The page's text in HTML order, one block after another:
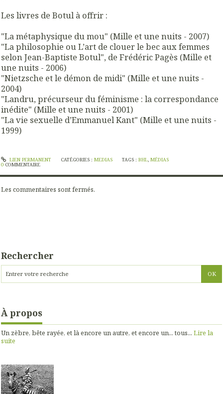
Les livres de Botul à offrir :
"La métaphysique du mou" (Mille et une nuits - 2007)
"La philosophie ou L’art de clouer le bec aux femmes
selon Jean-Baptiste Botul", de Frédéric Pagès (Mille et
une nuits - 2006)
"Nietzsche et le démon de midi" (Mille et une nuits -
2004)
"Landru, précurseur du féminisme : la correspondance
inédite" (Mille et une nuits - 2001)
"La vie sexuelle d’Emmanuel Kant" (Mille et une nuits -
1999)
LIEN PERMANENT CATÉGORIES : MEDIAS TAGS : BHL, MÉDIAS
0 COMMENTAIRE
Les commentaires sont fermés.
Rechercher
À propos
Un zèbre, bête rayée, et là encore un autre, et encore un... tous... Lire la
suite